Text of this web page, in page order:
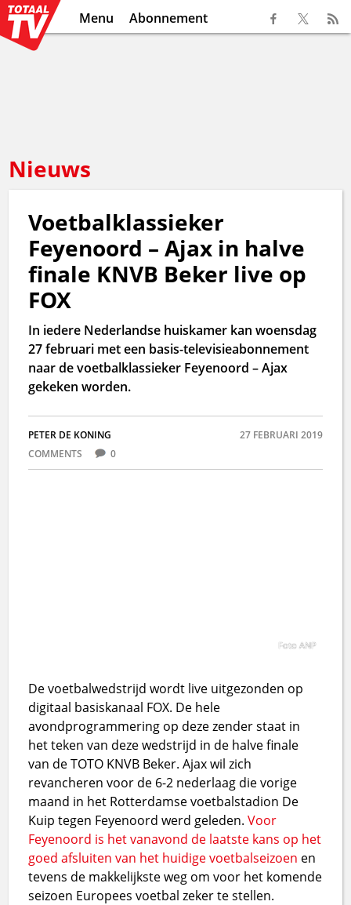
Menu Abonnement
Nieuws
Voetbalklassieker
Feyenoord – Ajax in halve
finale KNVB Beker live op
FOX
In iedere Nederlandse huiskamer kan woensdag
27 februari met een basis-televisieabonnement
naar de voetbalklassieker Feyenoord – Ajax
gekeken worden.
PETER DE KONING
27 FEBRUARI 2019
COMMENTS
0
Foto ANP
De voetbalwedstrijd wordt live uitgezonden op
digitaal basiskanaal FOX. De hele
avondprogrammering op deze zender staat in
het teken van deze wedstrijd in de halve finale
van de TOTO KNVB Beker. Ajax wil zich
revancheren voor de 6-2 nederlaag die vorige
maand in het Rotterdamse voetbalstadion De
Kuip tegen Feyenoord werd geleden.Voor
Feyenoord is het vanavond de laatste kans op het
goed afsluiten van het huidige voetbalseizoen en
tevens de makkelijkste weg om voor het komende
seizoen Europees voetbal zeker te stellen.